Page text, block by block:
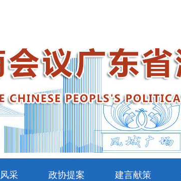
采 政协提案 建言献策